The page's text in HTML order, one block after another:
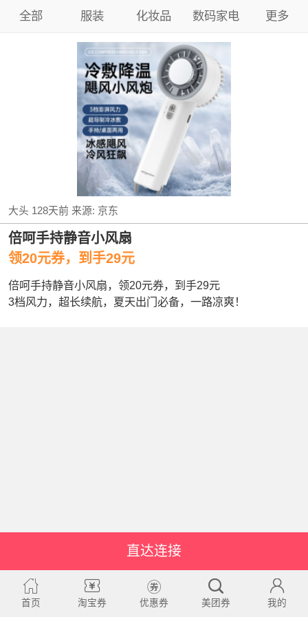
全部 服装 化妆品 数码家电 更多
大头 128天前来源: 京东
倍呵手持静音小风扇
领20元券，到手29元
倍呵手持静音小风扇，领20元券，到手29元
3档风力，超长续航，夏天出门必备，一路凉爽！
直达连接
首页 淘宝券 优惠券 美团券 我的